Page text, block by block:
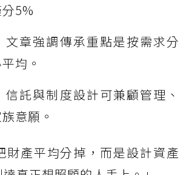
5%
文章強調傳承重點是按需求分
均。
信託與制度設計可兼顧管理、
意願。
財產平均分掉，而是設計資產